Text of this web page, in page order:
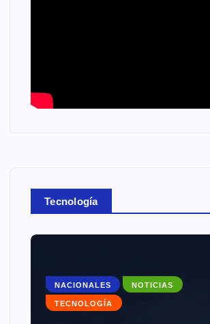
Tecnología
NACIONALES NOTICIAS
TECNOLOGÍA